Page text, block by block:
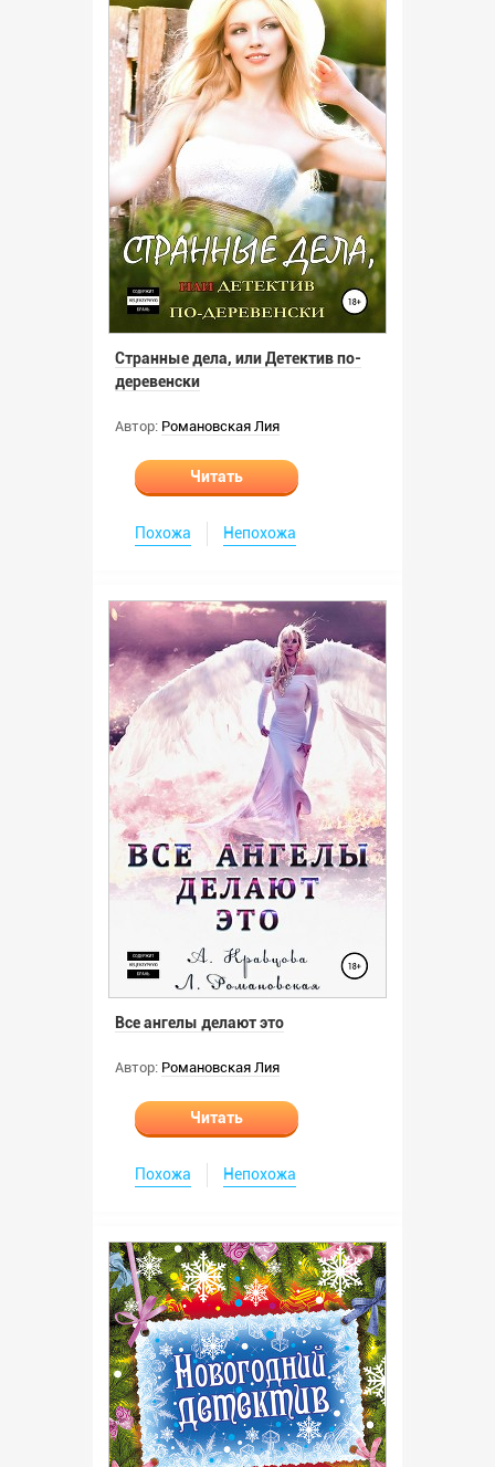
Странные дела, или Детектив по-
деревенски
Автор: Романовская Лия
Читать
Похожа Непохожа
Все ангелы делают это
Автор: Романовская Лия
Читать
Похожа Непохожа